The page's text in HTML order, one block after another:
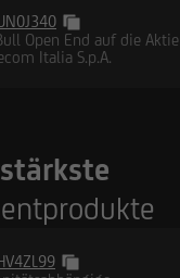
Open End auf die Aktie
Italia S.p.A.